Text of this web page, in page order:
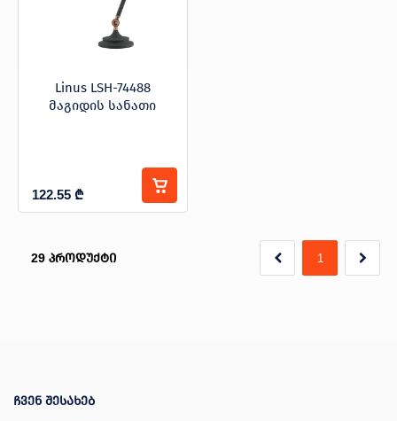
Linus LSH-74488
მაგიდის სანათი
122.55 ₾
29 პროდუქტი 1
ჩვენ შესახებ